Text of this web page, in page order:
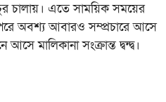
চালায়। এতে সাময়িক সময়ের
অবশ্য আবারও সম্প্রচারে আসে
মালিকানা সংক্রান্ত দ্বন্দ্ব।